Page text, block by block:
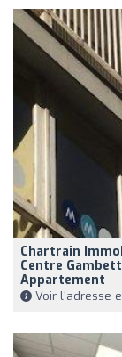
Chartrain
Centre
Appartement
Voir l'adresse